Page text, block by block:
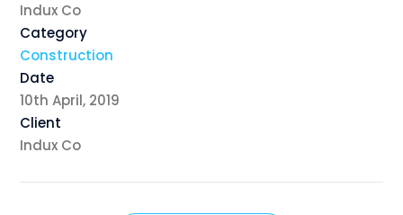
Indux Co
Category
Construction
Date
10th April, 2019
Client
Indux Co